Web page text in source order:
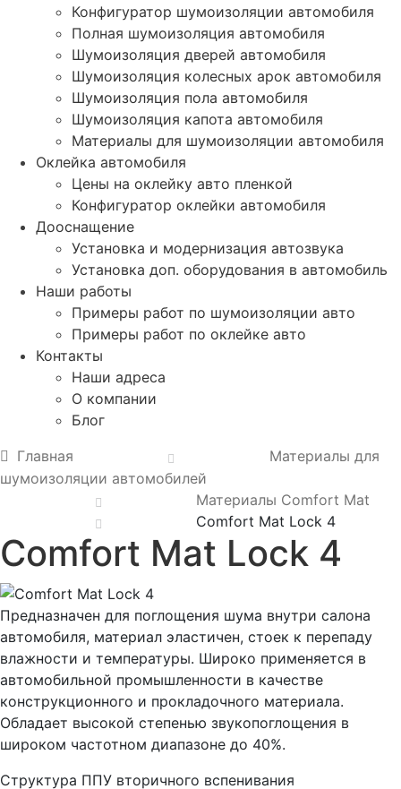
Конфигуратор шумоизоляции автомобиля
Полная шумоизоляция автомобиля
Шумоизоляция дверей автомобиля
Шумоизоляция колесных арок автомобиля
Шумоизоляция пола автомобиля
Шумоизоляция капота автомобиля
Материалы для шумоизоляции автомобиля
Оклейка автомобиля
Цены на оклейку авто пленкой
Конфигуратор оклейки автомобиля
Дооснащение
Установка и модернизация автозвука
Установка доп. оборудования в автомобиль
Наши работы
Примеры работ по шумоизоляции авто
Примеры работ по оклейке авто
Контакты
Наши адреса
О компании
Блог
Главная
Материалы для
шумоизоляции автомобилей
Материалы Comfort Mat
Comfort Mat Lock 4
Comfort Mat Lock 4
Предназначен для поглощения шума внутри салона
автомобиля, материал эластичен, стоек к перепаду
влажности и температуры. Широко применяется в
автомобильной промышленности в качестве
конструкционного и прокладочного материала.
Обладает высокой степенью звукопоглощения в
широком частотном диапазоне до 40%.
Структура ППУ вторичного вспенивания